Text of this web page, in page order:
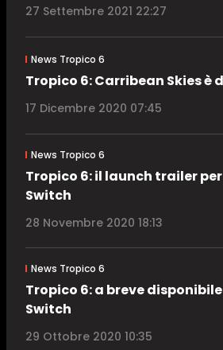
27 Settembre 2021 22:27
News Tropico 6
Tropico 6: Carribean Skies è
17 Dicembre 2020 07:45
News Tropico 6
Tropico 6: il launch trailer
Switch
28 Novembre 2020 18:13
News Tropico 6
Tropico 6: a breve
Switch
29 Ottobre 2020 10:35